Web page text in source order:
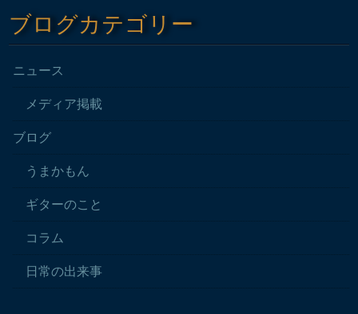
ブログカテゴリー
ニュース
メディア掲載
ブログ
うまかもん
ギターのこと
コラム
日常の出来事